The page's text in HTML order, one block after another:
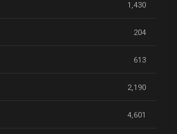
1,430
204
613
2,190
4,601